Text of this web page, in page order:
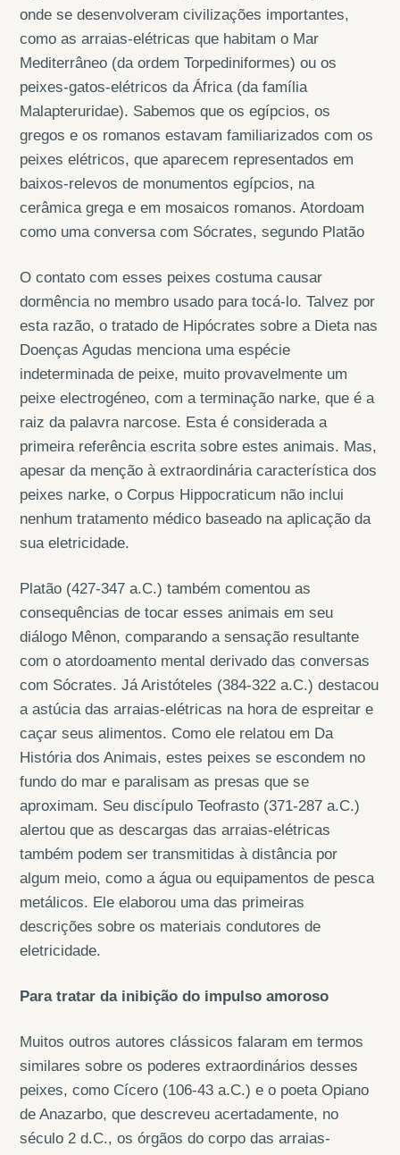
onde se desenvolveram civilizações importantes,
como as arraias-elétricas que habitam o Mar
Mediterrâneo (da ordem Torpediniformes) ou os
peixes-gatos-elétricos da África (da família
Malapteruridae). Sabemos que os egípcios, os
gregos e os romanos estavam familiarizados com os
peixes elétricos, que aparecem representados em
baixos-relevos de monumentos egípcios, na
cerâmica grega e em mosaicos romanos. Atordoam
como uma conversa com Sócrates, segundo Platão
O contato com esses peixes costuma causar
dormência no membro usado para tocá-lo. Talvez por
esta razão, o tratado de Hipócrates sobre a Dieta nas
Doenças Agudas menciona uma espécie
indeterminada de peixe, muito provavelmente um
peixe electrogéneo, com a terminação narke, que é a
raiz da palavra narcose. Esta é considerada a
primeira referência escrita sobre estes animais. Mas,
apesar da menção à extraordinária característica dos
peixes narke, o Corpus Hippocraticum não inclui
nenhum tratamento médico baseado na aplicação da
sua eletricidade.
Platão (427-347 a.C.) também comentou as
consequências de tocar esses animais em seu
diálogo Mênon, comparando a sensação resultante
com o atordoamento mental derivado das conversas
com Sócrates. Já Aristóteles (384-322 a.C.) destacou
a astúcia das arraias-elétricas na hora de espreitar e
caçar seus alimentos. Como ele relatou em Da
História dos Animais, estes peixes se escondem no
fundo do mar e paralisam as presas que se
aproximam. Seu discípulo Teofrasto (371-287 a.C.)
alertou que as descargas das arraias-elétricas
também podem ser transmitidas à distância por
algum meio, como a água ou equipamentos de pesca
metálicos. Ele elaborou uma das primeiras
descrições sobre os materiais condutores de
eletricidade.
Para tratar da inibição do impulso amoroso
Muitos outros autores clássicos falaram em termos
similares sobre os poderes extraordinários desses
peixes, como Cícero (106-43 a.C.) e o poeta Opiano
de Anazarbo, que descreveu acertadamente, no
século 2 d.C., os órgãos do corpo das arraias-